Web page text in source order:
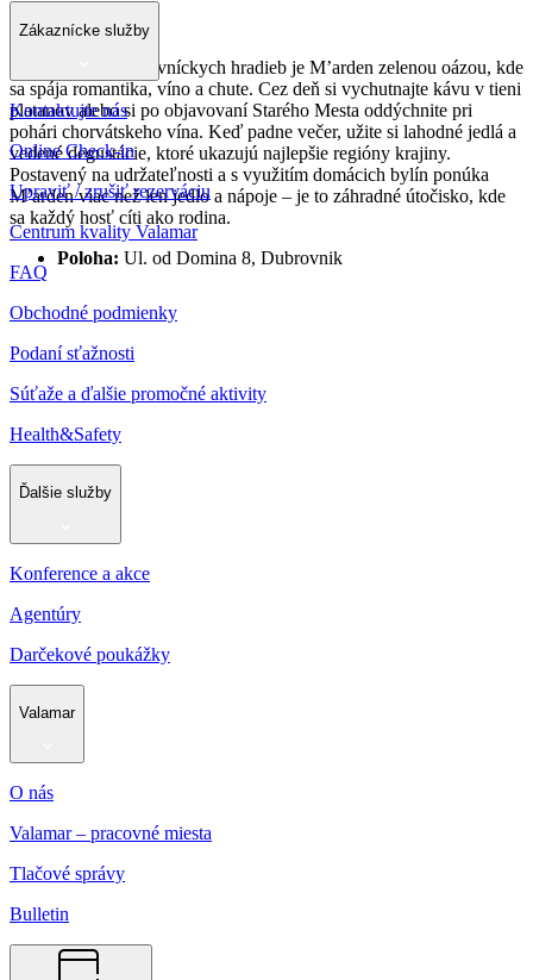
M’arden
Skrytý vnútri dubrovníckych hradieb je M’arden zelenou oázou, kde
sa spája romantika, víno a chute. Cez deň si vychutnajte kávu v tieni
platanov alebo si po objavovaní Starého Mesta oddýchnite pri
pohári chorvátskeho vína. Keď padne večer, užite si lahodné jedlá a
vedené degustácie, ktoré ukazujú najlepšie regióny krajiny.
Postavený na udržateľnosti a s využitím domácich bylín ponúka
M’arden viac než len jedlo a nápoje – je to záhradné útočisko, kde
sa každý hosť cíti ako rodina.
Poloha: Ul. od Domina 8, Dubrovnik
Zákaznícke služby
Kontaktujte nás
Online Check-in
Upraviť / zrušiť rezerváciu
Centrum kvality Valamar
FAQ
Obchodné podmienky
Podaní sťažnosti
Súťaže a ďalšie promočné aktivity
Health&Safety
Ďalšie služby
Konference a akce
Agentúry
Darčekové poukážky
Valamar
O nás
Valamar – pracovné miesta
Tlačové správy
Bulletin